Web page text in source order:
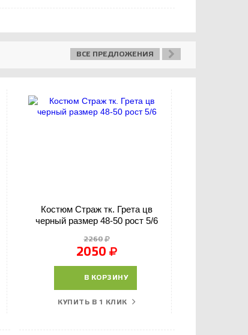
ВСЕ ПРЕДЛОЖЕНИЯ
Костюм Страж тк. Грета цв
черный размер 48-50 рост 5/6
2260
2050
В КОРЗИНУ
КУПИТЬ В 1 КЛИК